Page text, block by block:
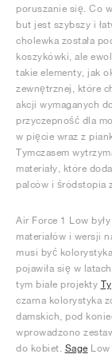
poruszanie się. Co
but jest szybszy i
cholewka została
koszykówki, ale
takie elementy, jak
zewnętrznej, które
akcji wymaganych
przyczepność dla
w pięcie wraz z
Tymczasem
materiały, które
palców i śródstopia
Air Force 1 Low
materiałów i wersji
musi być
pojawiła się w
tym białe projekty
czarna kolorystyka
damskich, pod
wprowadzono
do kobiet. Sage